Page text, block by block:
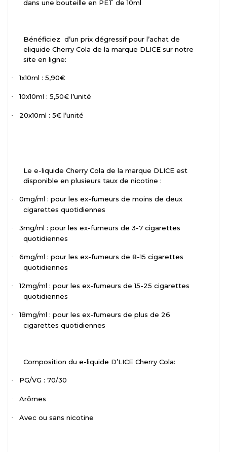
dans une bouteille en PET de 10ml
Bénéficiez d’un prix dégressif pour l’achat de
eliquide Cherry Cola de la marque DLICE sur notre
site en ligne:
· 1x10ml : 5,90€
· 10x10ml : 5,50€ l’unité
· 20x10ml : 5€ l’unité
Le e-liquide Cherry Cola de la marque DLICE est
disponible en plusieurs taux de nicotine :
·
0mg/ml : pour les ex-fumeurs de moins de deux
cigarettes quotidiennes
·
3mg/ml : pour les ex-fumeurs de 3-7 cigarettes
quotidiennes
·
6mg/ml : pour les ex-fumeurs de 8-15 cigarettes
quotidiennes
·
12mg/ml : pour les ex-fumeurs de 15-25 cigarettes
quotidiennes
·
18mg/ml : pour les ex-fumeurs de plus de 26
cigarettes quotidiennes
Composition du e-liquide D’LICE Cherry Cola:
· PG/VG : 70/30
· Arômes
· Avec ou sans nicotine